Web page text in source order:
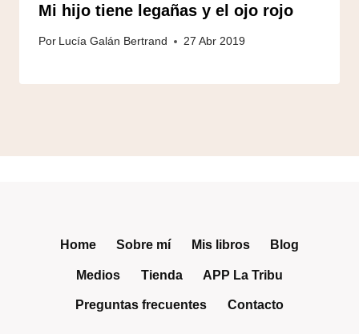
Mi hijo tiene legañas y el ojo rojo
Por Lucía Galán Bertrand 27 Abr 2019
Home Sobre mí Mis libros Blog
Medios Tienda APP La Tribu
Preguntas frecuentes Contacto